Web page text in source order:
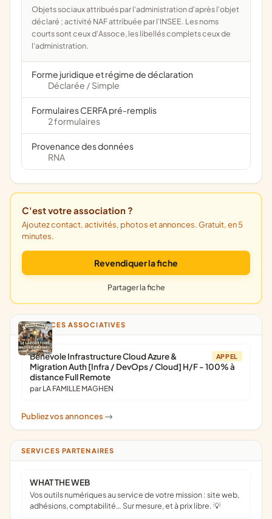
Objets sociaux attribués par l'administration d'après l'objet
déclaré ; activité NAF attribuée par l'INSEE. Les noms
courts sont ceux d'Assoce, les libellés complets ceux de
l'administration.
Forme juridique et régime de déclaration
Déclarée / Simple
Formulaires CERFA pré-remplis
2 formulaires
Provenance des données
RNA
C'est votre association ?
Ajoutez contact, activités, photos et annonces. Gratuit, en 5
minutes.
Revendiquer la fiche
Partager la fiche
ANNONCES ASSOCIATIVES
APPEL
Bénévole Infrastructure Cloud Azure &
Migration Auth [Infra / DevOps / Cloud] H/F - 100% à
distance Full Remote
par LA FAMILLE MAGHEN
Publiez vos annonces ->
SERVICES PARTENAIRES
WHAT THE WEB
Vos outils numériques au service de votre mission : site web,
adhésions, comptabilité… Sur mesure, et à prix libre. 💡